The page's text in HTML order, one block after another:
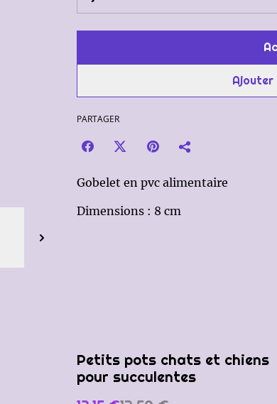
Ajouter
PARTAGER
Gobelet en pvc alimentaire
Dimensions : 8 cm
%
Petits pots chats et chiens
pour succulentes